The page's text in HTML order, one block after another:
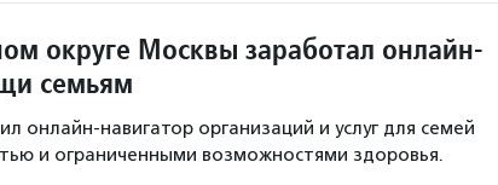
округе Москвы заработал онлайн-
семьям
онлайн-навигатор организаций и услуг для семей
и ограниченными возможностями здоровья.